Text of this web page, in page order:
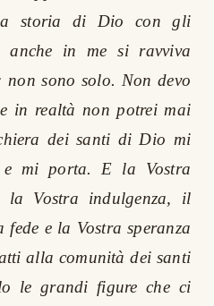
storia di Dio con gli
in me si ravviva
non sono solo. Non devo
in realtà non potrei mai
dei santi di Dio mi
e mi porta. E la Vostra
la Vostra indulgenza, il
fede e la Vostra speranza
alla comunità dei santi
le grandi figure che ci